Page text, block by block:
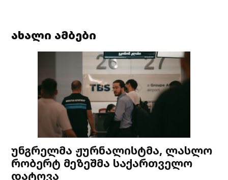
ახალი ამბები
უნგრელმა ჟურნალისტმა, ლასლო
რობერტ მეზეშმა საქართველო
დატოვა